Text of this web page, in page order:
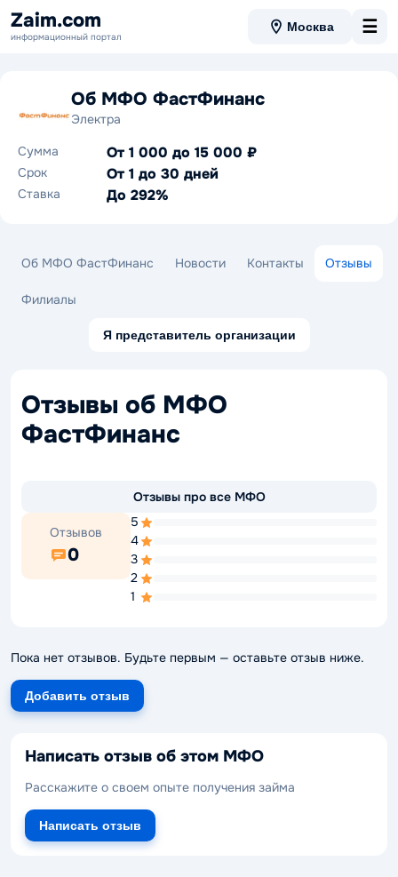
Zaim.com
информационный портал
Москва ☰
Об МФО ФастФинанс
Электра
Сумма
От 1 000 до 15 000 ₽
Срок От 1 до 30 дней
Ставка До 292%
Об МФО ФастФинанс Новости Контакты Отзывы
Филиалы
Я представитель организации
Отзывы об МФО
ФастФинанс
Отзывы про все МФО
Отзывов
0
5
4
3
2
1
Пока нет отзывов. Будьте первым — оставьте отзыв ниже.
Добавить отзыв
Написать отзыв об этом МФО
Расскажите о своем опыте получения займа
Написать отзыв